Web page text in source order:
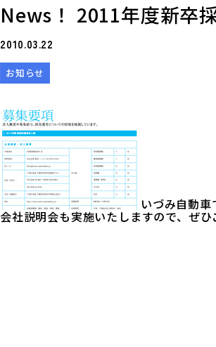
News！ 2011年度新卒
2010.03.22
お知らせ
いづみ自動車
会社説明会も実施いたしますので、ぜひ